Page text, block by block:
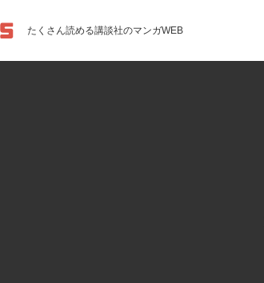
たくさん読める講談社のマンガWEB